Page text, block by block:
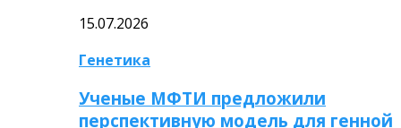
15.07.2026
Генетика
Ученые МФТИ предложили
перспективную модель для генной